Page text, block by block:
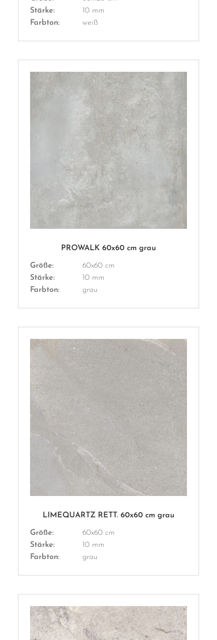
Stärke:
10 mm
Farbton:
weiß
PROWALK 60x60 cm grau
Größe:
60x60 cm
Stärke:
10 mm
Farbton:
grau
LIMEQUARTZ RETT. 60x60 cm grau
Größe:
60x60 cm
Stärke:
10 mm
Farbton:
grau